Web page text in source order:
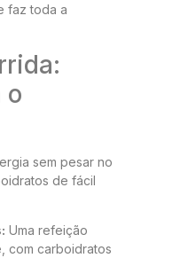
faz toda a
o
sem pesar no
de fácil
Uma refeição
com carboidratos